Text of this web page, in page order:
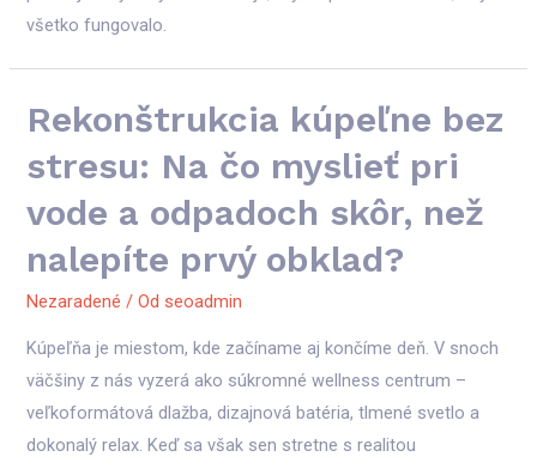
všetko fungovalo.
Rekonštrukcia kúpeľne bez
stresu: Na čo myslieť pri
vode a odpadoch skôr, než
nalepíte prvý obklad?
Nezaradené / Od seoadmin
Kúpeľňa je miestom, kde začíname aj končíme deň. V snoch
väčšiny z nás vyzerá ako súkromné wellness centrum –
veľkoformátová dlažba, dizajnová batéria, tlmené svetlo a
dokonalý relax. Keď sa však sen stretne s realitou